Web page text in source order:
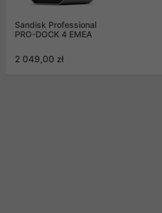
Sandisk Professional
PRO-DOCK 4 EMEA
2 049,00 zł